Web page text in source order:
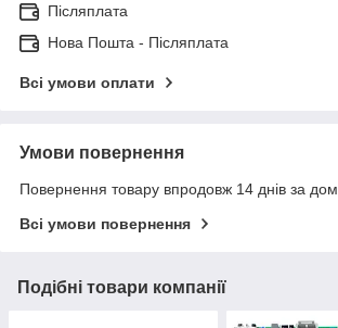
Післяплата
Нова Пошта - Післяплата
Всі умови оплати
Умови повернення
Повернення товару впродовж 14 днів за
Всі умови повернення
Подібні товари компанії